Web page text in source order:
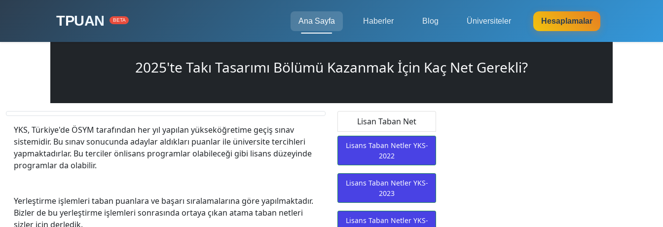
TPUAN BETA Ana Sayfa Haberler Blog Üniversiteler Hesaplamalar
2025'te Takı Tasarımı Bölümü Kazanmak İçin Kaç Net Gerekli?
YKS, Türkiye'de ÖSYM tarafından her yıl yapılan yükseköğretime geçiş sınav
sistemidir. Bu sınav sonucunda adaylar aldıkları puanlar ile üniversite tercihleri
yapmaktadırlar. Bu terciler önlisans programlar olabileceği gibi lisans düzeyinde
programlar da olabilir.
Yerleştirme işlemleri taban puanlara ve başarı sıralamalarına göre yapılmaktadır.
Bizler de bu yerleştirme işlemleri sonrasında ortaya çıkan atama taban netleri
sizler için derledik.
Lisan Taban Net
Lisans Taban Netler YKS-
2022
Lisans Taban Netler YKS-
2023
Lisans Taban Netler YKS-